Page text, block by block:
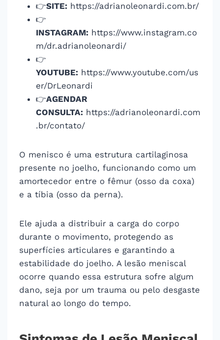
👉SITE:https://adrianoleonardi.com.br/
👉
INSTAGRAM:https://www.instagram.co
m/dr.adrianoleonardi/
👉
YOUTUBE:https://www.youtube.com/us
er/DrLeonardi
👉AGENDAR
CONSULTA:https://adrianoleonardi.com
.br/contato/
O menisco é uma estrutura cartilaginosa
presente no joelho, funcionando como um
amortecedor entre o fêmur (osso da coxa)
e a tíbia (osso da perna).
Ele ajuda a distribuir a carga do corpo
durante o movimento, protegendo as
superfícies articulares e garantindo a
estabilidade do joelho. A lesão meniscal
ocorre quando essa estrutura sofre algum
dano, seja por um trauma ou pelo desgaste
natural ao longo do tempo.